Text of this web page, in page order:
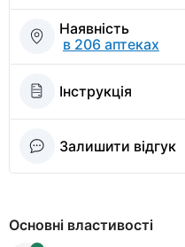
Наявність
в 206 аптеках
Інструкція
Залишити відгук
Основні властивості